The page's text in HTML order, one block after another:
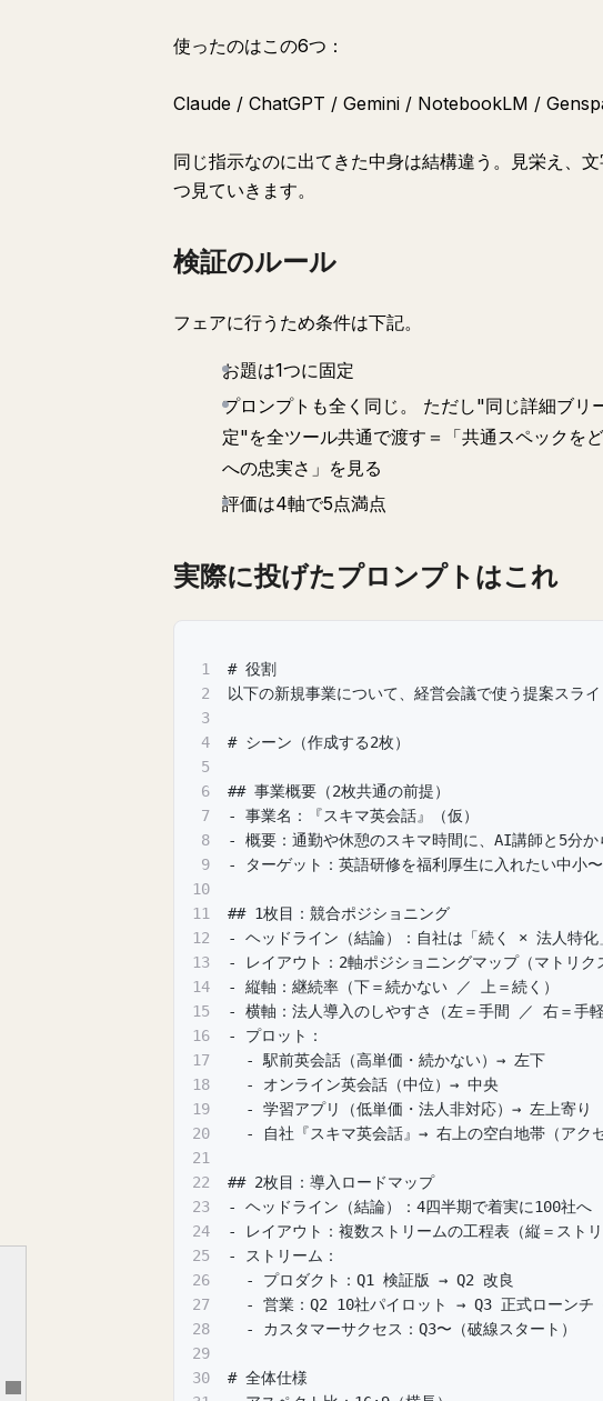
実際に投げたプロンプトはこれ
6ツール、実際に作らせてみた
使ったのはこの6つ：
Claude / ChatGPT / Gemini / NotebookLM /
同じ指示なのに出てきた中身は結構違う。見栄え、
つ見ていきます。
検証のルール
フェアに行うため条件は下記。
お題は1つに固定
プロンプトも全く同じ。 ただし"同じ詳細ブリ
定"を全ツール共通で渡す＝「共通スペックを
への忠実さ」を見る
評価は4軸で5点満点
実際に投げたプロンプトはこれ
1
# 役割
2
以下の新規事業について、経営会議で使う提案スラ
3
4
# シーン（作成する2枚）
5
6
## 事業概要（2枚共通の前提）
7
- 事業名：『スキマ英会話』（仮）
8
- 概要：通勤や休憩のスキマ時間に、AI講師と5分か
9
- ターゲット：英語研修を福利厚生に入れたい中小
10
11
## 1枚目：競合ポジショニング
12
- ヘッドライン（結論）：自社は「続く × 法人特化
13
- レイアウト：2軸ポジショニングマップ（マトリ
14
- 縦軸：継続率（下＝続かない ／ 上＝続く）
15
- 横軸：法人導入のしやすさ（左＝手間 ／ 右＝手軽
16
- プロット：
17
- 駅前英会話（高単価・続かない）→ 左下
18
- オンライン英会話（中位）→ 中央
19
- 学習アプリ（低単価・法人非対応）→ 左上寄り
20
- 自社『スキマ英会話』→ 右上の空白地帯（アクセ
21
22
## 2枚目：導入ロードマップ
23
- ヘッドライン（結論）：4四半期で着実に100社へ
24
- レイアウト：複数ストリームの工程表（縦＝スト
25
- ストリーム：
26
- プロダクト：Q1 検証版 → Q2 改良
27
- 営業：Q2 10社パイロット → Q3 正式ローンチ
28
- カスタマーサクセス：Q3〜（破線スタート）
29
30
# 全体仕様